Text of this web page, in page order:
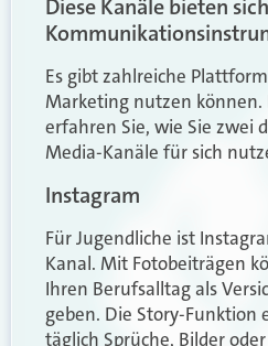
Diese Kanäle bieten
Es gibt zahlreiche
Marketing nutzen können.
erfahren Sie, wie Sie zwei
Media-Kanäle für sich
Instagram
Für Jugendliche ist
Kanal. Mit Fotobeiträgen
Ihren Berufsalltag als
geben. Die Story-Funktion
täglich Sprüche, Bilder